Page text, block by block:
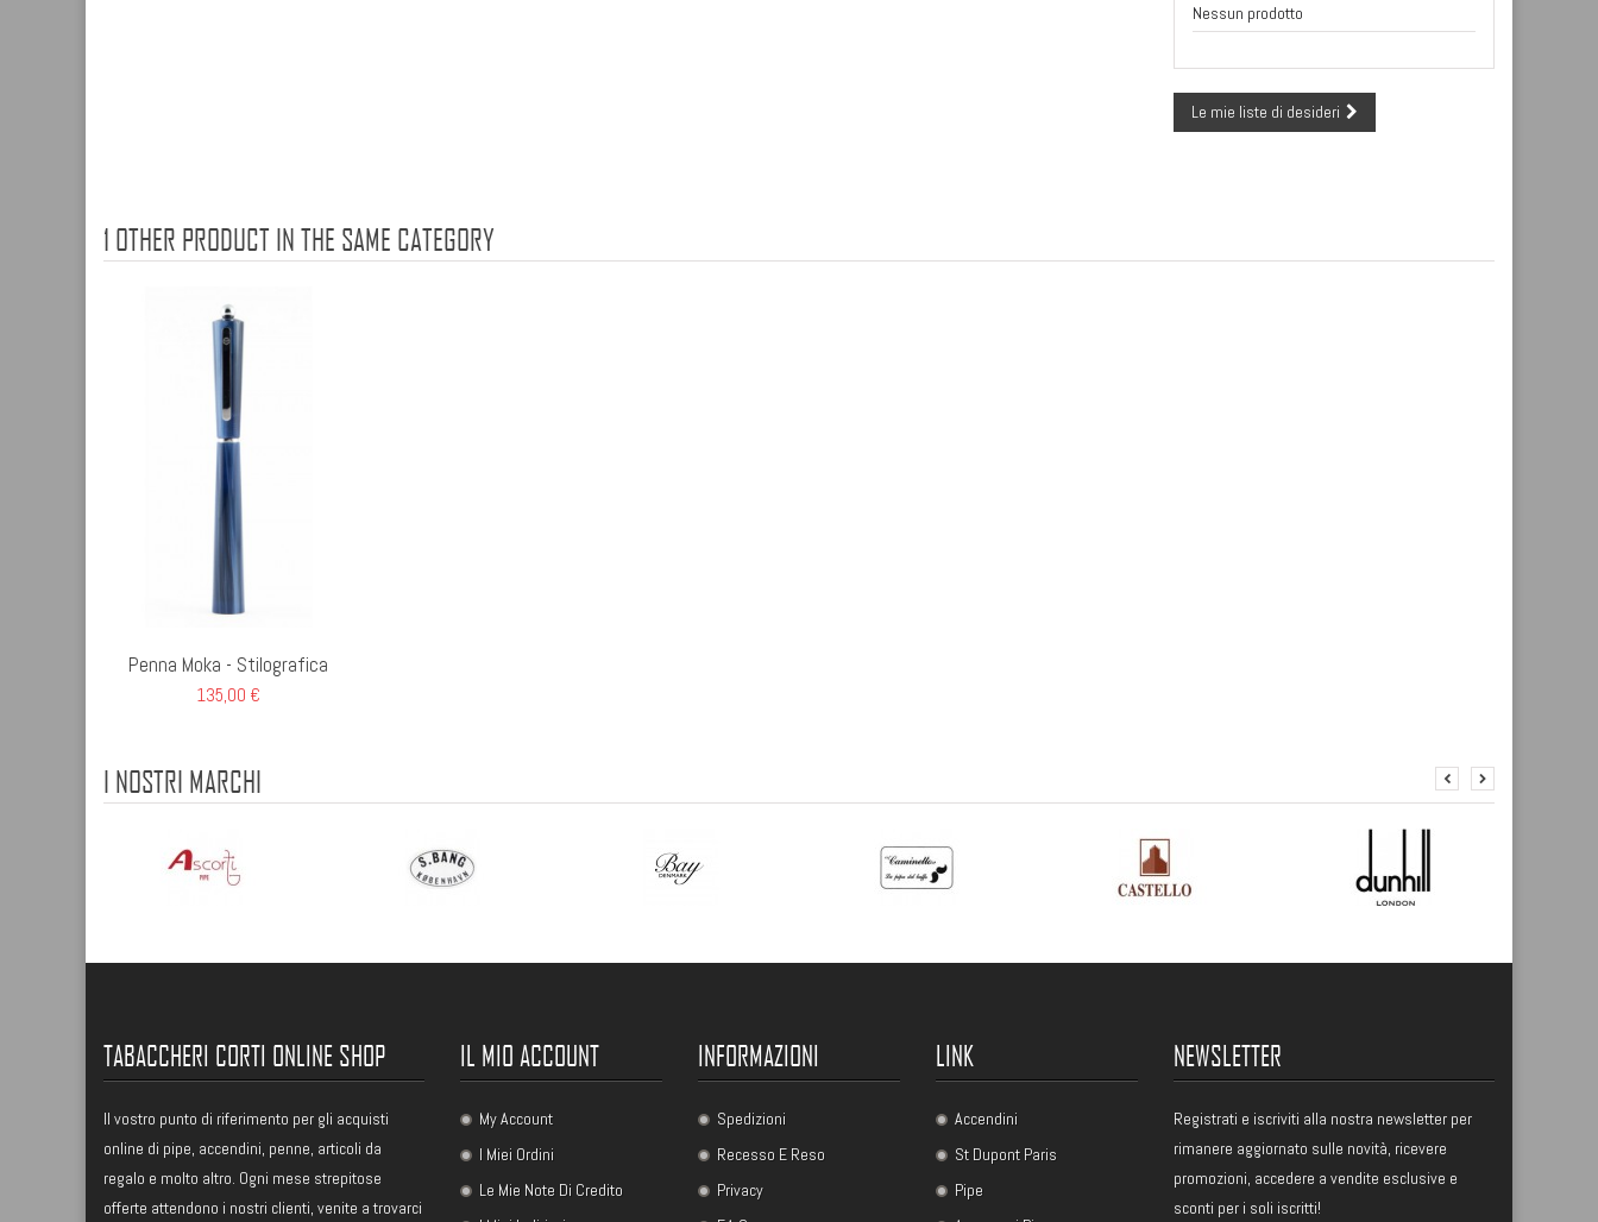
Nessun prodotto
Le mie liste di desideri
1 OTHER PRODUCT IN THE SAME CATEGORY
Penna Moka - Stilografica
135,00 €
I NOSTRI MARCHI
TABACCHERI CORTI ONLINE SHOP
Il vostro punto di riferimento per gli acquisti
online di pipe, accendini, penne, articoli da
regalo e molto altro. Ogni mese strepitose
offerte attendono i nostri clienti, venite a trovarci
IL MIO ACCOUNT
My Account
I Miei Ordini
Le Mie Note Di Credito
INFORMAZIONI
Spedizioni
Recesso E Reso
Privacy
LINK
Accendini
St Dupont Paris
Pipe
NEWSLETTER
Registrati e iscriviti alla nostra newsletter per
rimanere aggiornato sulle novità, ricevere
promozioni, accedere a vendite esclusive e
sconti per i soli iscritti!